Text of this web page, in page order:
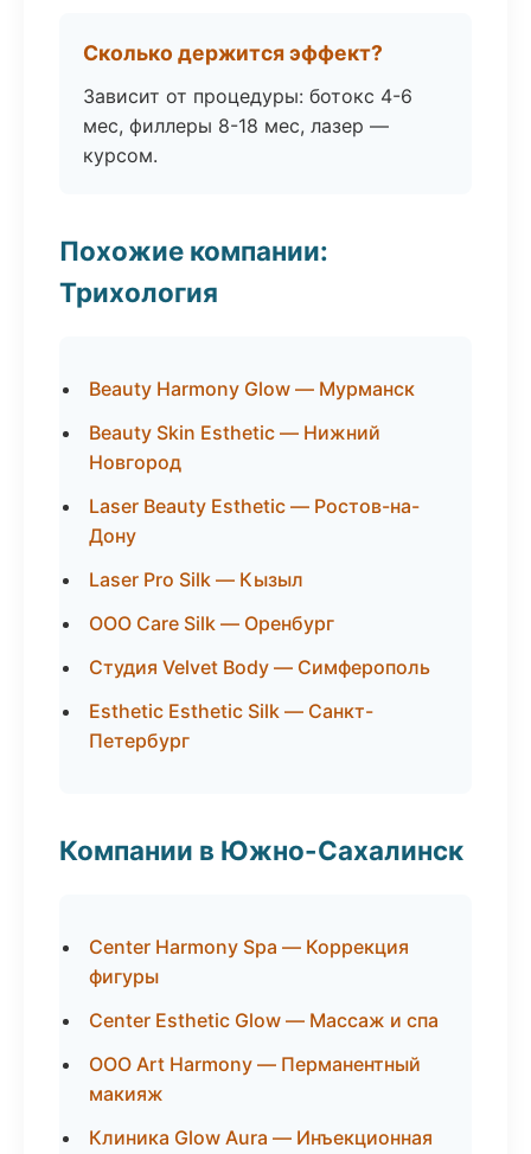
Сколько держится эффект?
Зависит от процедуры: ботокс 4-6
мес, филлеры 8-18 мес, лазер —
курсом.
Похожие компании:
Трихология
Beauty Harmony Glow — Мурманск
Beauty Skin Esthetic — Нижний
Новгород
Laser Beauty Esthetic — Ростов-на-
Дону
Laser Pro Silk — Кызыл
ООО Care Silk — Оренбург
Студия Velvet Body — Симферополь
Esthetic Esthetic Silk — Санкт-
Петербург
Компании в Южно-Сахалинск
Center Harmony Spa — Коррекция
фигуры
Center Esthetic Glow — Массаж и спа
ООО Art Harmony — Перманентный
макияж
Клиника Glow Aura — Инъекционная